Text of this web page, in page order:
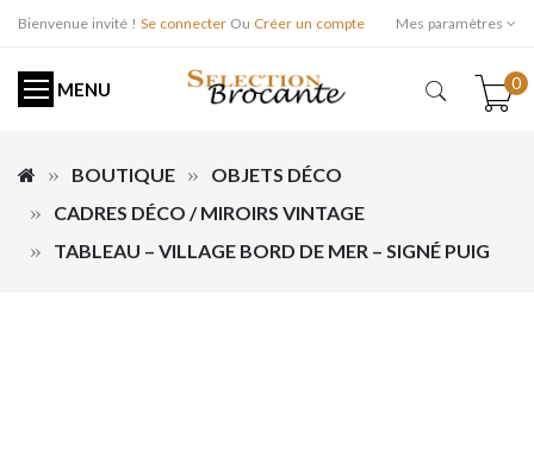
Bienvenue invité ! Se connecter Ou Créer un compte Mes paramètres
MENU 0
BOUTIQUE
OBJETS DÉCO
CADRES DÉCO / MIROIRS VINTAGE
TABLEAU – VILLAGE BORD DE MER – SIGNÉ PUIG